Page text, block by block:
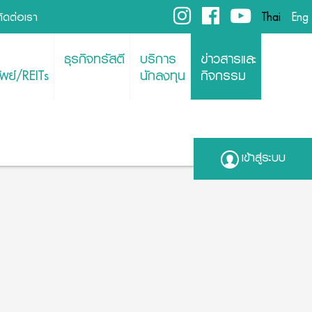
ต่อเรา Thai Eng
/REITs
ธุรกิจทรัสตี บริการ
นักลงทุน
ข่าวสารและ
กิจกรรม
เข้าสู่ระบบ